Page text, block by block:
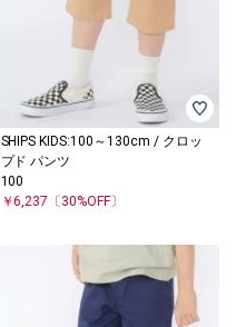
SHIPS KIDS:100～130cm / クロッ
プド パンツ
100
￥6,237 〔30%OFF〕